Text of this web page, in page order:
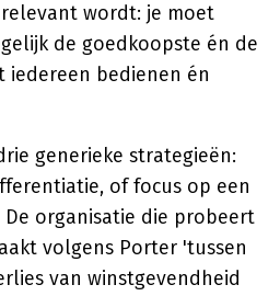
wordt: je moet
de goedkoopste én de
iedereen bedienen én
generieke strategieën:
of focus op een
organisatie die probeert
volgens Porter 'tussen
van winstgevendheid